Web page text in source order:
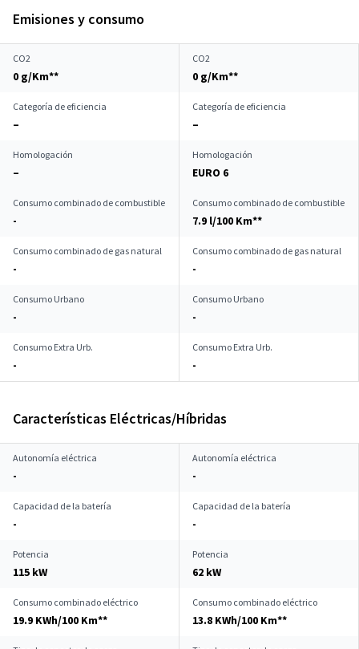
Emisiones y consumo
CO2
0 g/Km**
CO2
0 g/Km**
Categoría de eficiencia
–
Categoría de eficiencia
–
Homologación
–
Homologación
EURO 6
Consumo combinado de combustible
-
Consumo combinado de combustible
7.9 l/100 Km**
Consumo combinado de gas natural
-
Consumo combinado de gas natural
-
Consumo Urbano
-
Consumo Urbano
-
Consumo Extra Urb.
-
Consumo Extra Urb.
-
Características Eléctricas/Híbridas
Autonomía eléctrica
-
Autonomía eléctrica
-
Capacidad de la batería
-
Capacidad de la batería
-
Potencia
115 kW
Potencia
62 kW
Consumo combinado eléctrico
19.9 KWh/100 Km**
Consumo combinado eléctrico
13.8 KWh/100 Km**